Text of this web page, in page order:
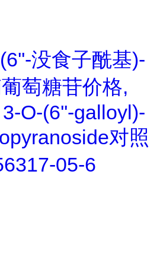
没食子酰基)-
萄糖苷价格,
O-(6''-galloyl)-
对照
05-6